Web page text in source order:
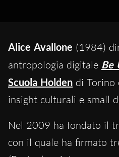
Alice Avallone (1984)
antropologia digitale Be
Scuola Holden di Torino
insight culturali e small
Nel 2009 ha fondato il
con il quale ha firmato